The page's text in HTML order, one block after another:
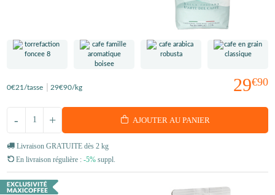
29€90
0€21 /tasse 29€90/kg
+
- AJOUTER AU PANIER
Livraison GRATUITE dès 2 kg
En livraison régulière : -5% suppl.